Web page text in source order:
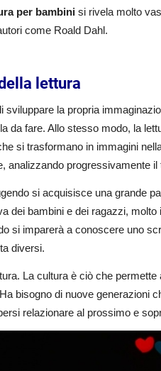
per bambinisi rivela molto
come Roald Dahl.
lettura
sviluppare la propria
da fare. Allo stesso modo, la
si trasformano in immagini
analizzando progressivamente
si acquisisce una grande
dei bambini e dei ragazzi,
si imparerà a conoscere uno
diversi.
La cultura è ciò che
bisogno di nuove generazioni
relazionare al prossimo e